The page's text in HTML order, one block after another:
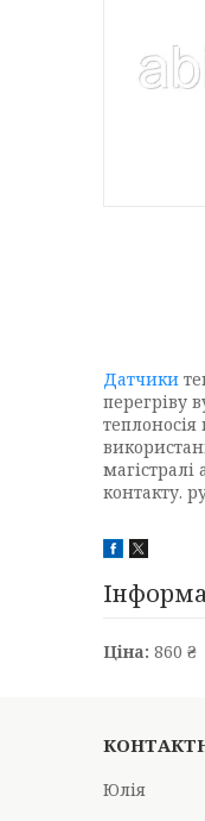
Датчики
перегріву
контакту.
Ціна: 860 ₴
Юлія